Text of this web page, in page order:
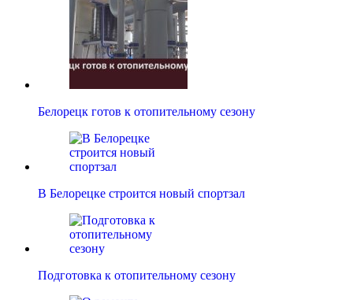
Белорецк готов к отопительному сезону
В Белорецке строится новый спортзал
Подготовка к отопительному сезону